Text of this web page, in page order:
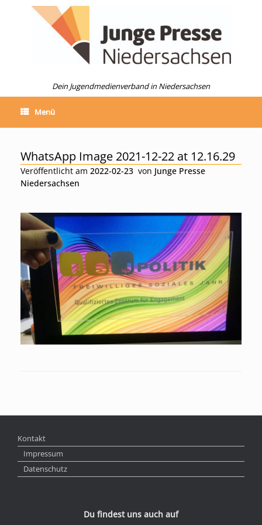
Dein Jugendmedienverband in Niedersachsen
Menü
WhatsApp Image 2021-12-22 at 12.16.29
Veröffentlicht am 2022-02-23 von Junge Presse
Niedersachsen
Kontakt
Impressum
Datenschutz
Du findest uns auch auf